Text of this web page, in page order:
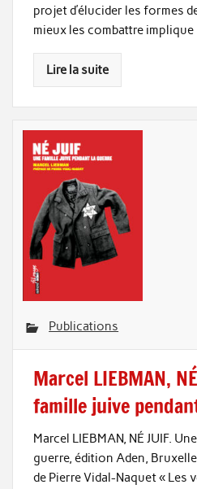
projet d’élucider les formes
mieux les combattre implique
Lire la suite
Publications
Marcel LIEBMAN,
famille juive
Marcel LIEBMAN, NÉ JUIF.
guerre, édition Aden,
de Pierre Vidal-Naquet « Les